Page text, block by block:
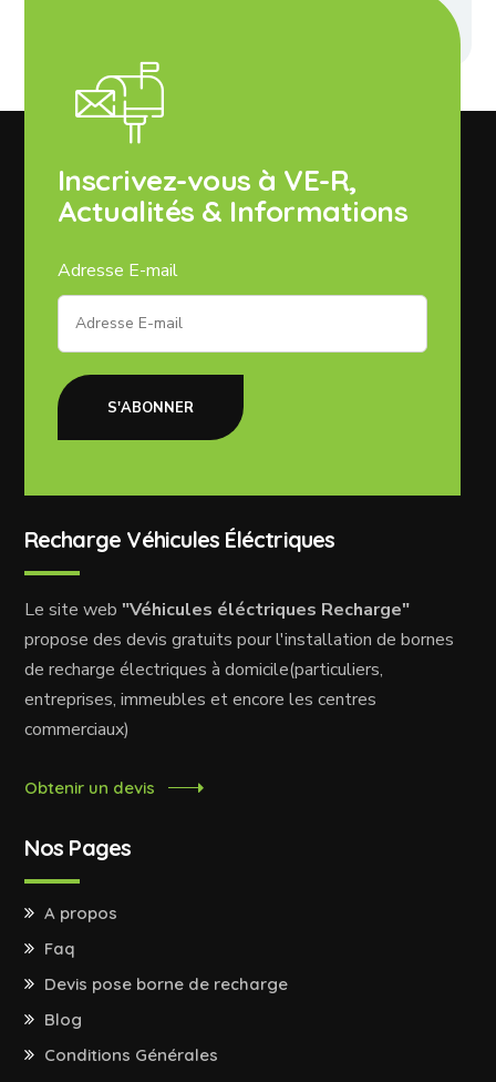
Inscrivez-vous à VE-R,
Actualités & Informations
Adresse E-mail
S'ABONNER
Recharge Véhicules Éléctriques
Le site web "Véhicules éléctriques Recharge"
propose des devis gratuits pour l'installation de bornes
de recharge électriques à domicile(particuliers,
entreprises, immeubles et encore les centres
commerciaux)
Obtenir un devis
Nos Pages
A propos
Faq
Devis pose borne de recharge
Blog
Conditions Générales